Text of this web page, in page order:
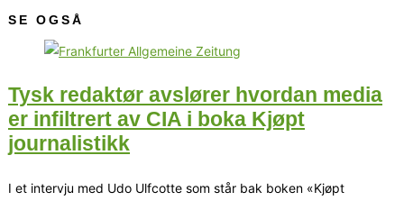
SE OGSÅ
Tysk redaktør avslører hvordan media
er infiltrert av CIA i boka Kjøpt
journalistikk
I et intervju med Udo Ulfcotte som står bak boken «Kjøpt